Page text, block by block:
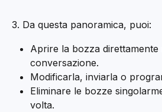
3. Da questa panoramica, puoi:
Aprire la bozza direttamente
conversazione.
Modificarla, inviarla o
Eliminare le bozze
volta.